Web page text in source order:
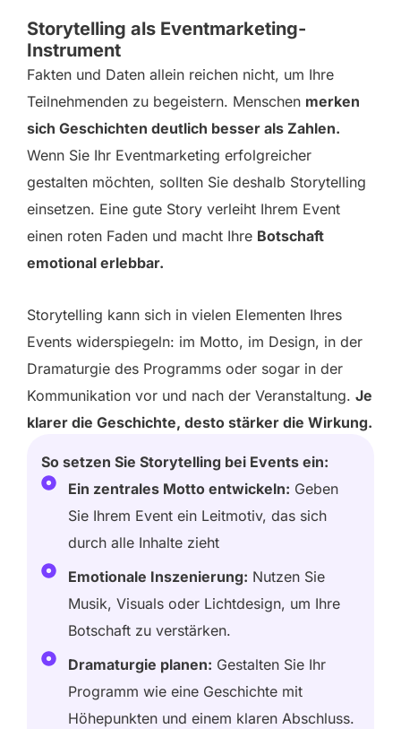
Storytelling als Eventmarketing-
Instrument
Fakten und Daten allein reichen nicht, um Ihre
Teilnehmenden zu begeistern. Menschen merken
sich Geschichten deutlich besser als Zahlen.
Wenn Sie Ihr Eventmarketing erfolgreicher
gestalten möchten, sollten Sie deshalb Storytelling
einsetzen. Eine gute Story verleiht Ihrem Event
einen roten Faden und macht Ihre Botschaft
emotional erlebbar.
Storytelling kann sich in vielen Elementen Ihres
Events widerspiegeln: im Motto, im Design, in der
Dramaturgie des Programms oder sogar in der
Kommunikation vor und nach der Veranstaltung. Je
klarer die Geschichte, desto stärker die Wirkung.
So setzen Sie Storytelling bei Events ein:
Ein zentrales Motto entwickeln: Geben
Sie Ihrem Event ein Leitmotiv, das sich
durch alle Inhalte zieht
Emotionale Inszenierung: Nutzen Sie
Musik, Visuals oder Lichtdesign, um Ihre
Botschaft zu verstärken.
Dramaturgie planen: Gestalten Sie Ihr
Programm wie eine Geschichte mit
Höhepunkten und einem klaren Abschluss.